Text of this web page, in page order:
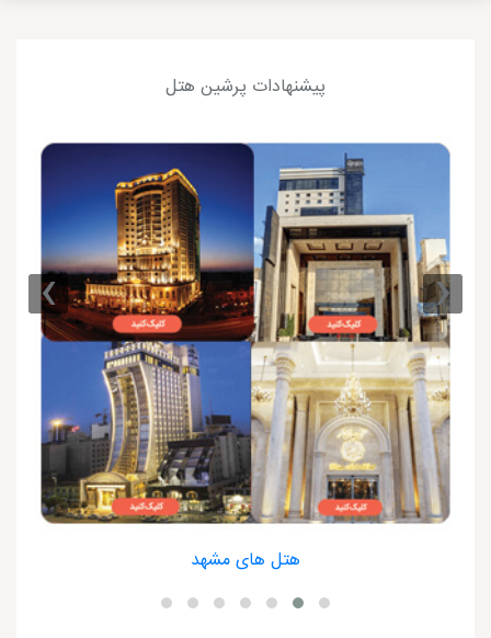
پیشنهادات پرشین هتل
هتل های مشهد
‹
›